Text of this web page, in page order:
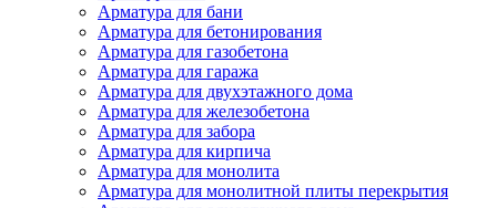
Арматура для бани
Арматура для бетонирования
Арматура для газобетона
Арматура для гаража
Арматура для двухэтажного дома
Арматура для железобетона
Арматура для забора
Арматура для кирпича
Арматура для монолита
Арматура для монолитной плиты перекрытия